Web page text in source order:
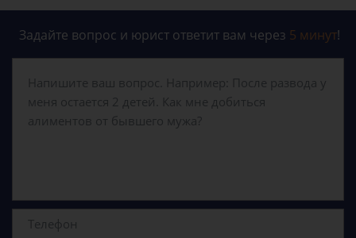
Задайте вопрос и юрист ответит вам через 5 минут!